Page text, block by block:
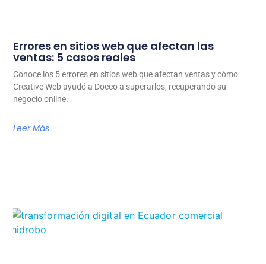
Errores en sitios web que afectan las
ventas: 5 casos reales
Conoce los 5 errores en sitios web que afectan ventas y cómo
Creative Web ayudó a Doeco a superarlos, recuperando su
negocio online.
Leer Más